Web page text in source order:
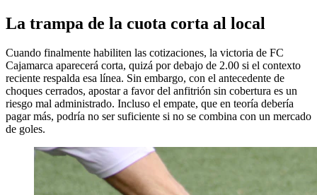
La trampa de la cuota corta al local
Cuando finalmente habiliten las cotizaciones, la victoria de FC
Cajamarca aparecerá corta, quizá por debajo de 2.00 si el contexto
reciente respalda esa línea. Sin embargo, con el antecedente de
choques cerrados, apostar a favor del anfitrión sin cobertura es un
riesgo mal administrado. Incluso el empate, que en teoría debería
pagar más, podría no ser suficiente si no se combina con un mercado
de goles.